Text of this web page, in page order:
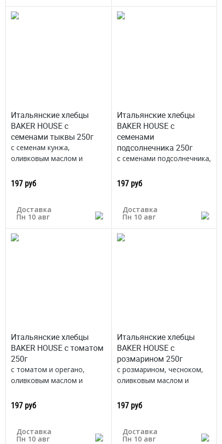
Итальянские хлебцы
BAKER HOUSE с
семенами тыквы 250г
с семенам кунжа,
оливковым маслом и
приготовленные
традиционным
Россия
197 руб
Доставка
Пн 10 авг
Итальянские хлебцы
BAKER HOUSE с
семенами
подсолнечника 250г
с семенами подсолнечника,
морской солью,
традиционный итальянский
Россия
197 руб
Доставка
Пн 10 авг
Итальянские хлебцы
BAKER HOUSE с томатом
250г
с томатом и орегано,
оливковым маслом и
традиционный итальянский
способ
197 руб
Доставка
Пн 10 авг
Итальянские хлебцы
BAKER HOUSE с
розмарином 250г
с розмарином, чесноком,
оливковым маслом и
традиционный итальянский
способ
197 руб
Доставка
Пн 10 авг